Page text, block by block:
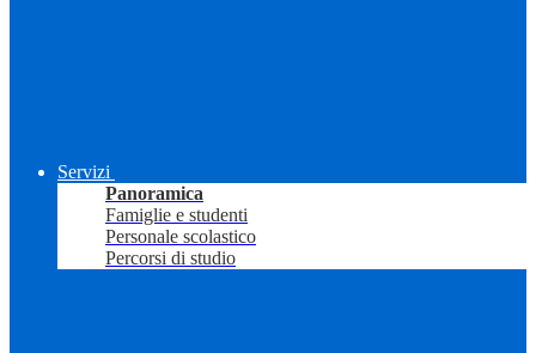
Servizi
Panoramica
Famiglie e studenti
Personale scolastico
Percorsi di studio